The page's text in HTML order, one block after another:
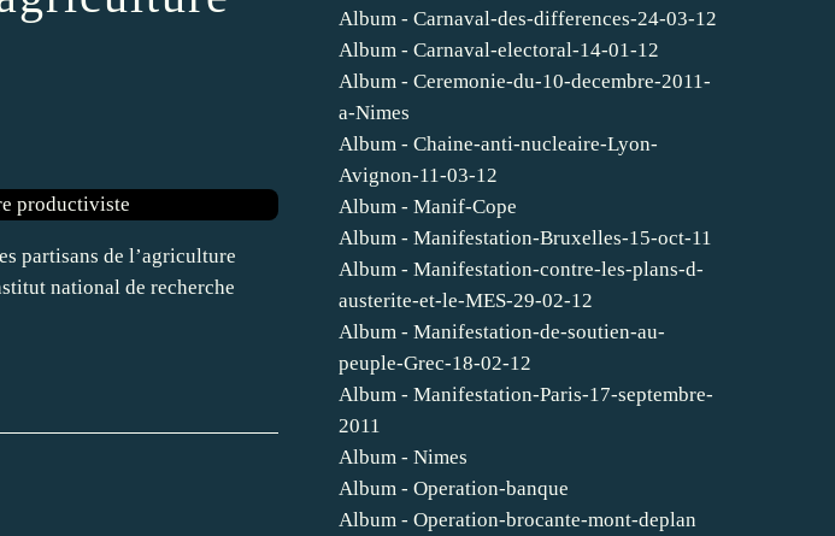
partisans de l’agriculture
national de recherche
Album - Carnaval-des-differences-24-03-12
Album - Carnaval-electoral-14-01-12
Album - Ceremonie-du-10-decembre-2011-
a-Nimes
Album - Chaine-anti-nucleaire-Lyon-
Avignon-11-03-12
Album - Manif-Cope
Album - Manifestation-Bruxelles-15-oct-11
Album - Manifestation-contre-les-plans-d-
austerite-et-le-MES-29-02-12
Album - Manifestation-de-soutien-au-
peuple-Grec-18-02-12
Album - Manifestation-Paris-17-septembre-
2011
Album - Nimes
Album - Operation-banque
Album - Operation-brocante-mont-deplan